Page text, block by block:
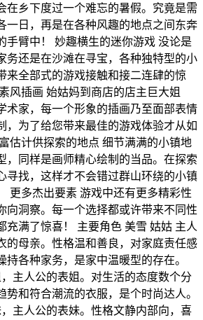
在乡下度过一个难忘的暑假。究竟是需
一日，再是在各种风趣的地点之间东奔
手臂中！ 妙趣横生的迷你游戏 没论是
务还是在沙滩在寻宝，各种独特型的小
来全部式的游戏接触和接二连肆的惊
风插画 始姑妈到商店的店主巨大姐
术家，每一个形象的插画乃至面部表情
，为了给您带来最佳的游戏体验才从如
估计供探索的地点 细节满满的小镇地
，同样是画师精心绘制的当品。在探索
寻找，这样才不会错过群山环绕的小镇
更多杰出要素 游戏中还有更多精彩性
向洞察。每一个选择都或许带来不同性
充满了惊喜！ 主要角色 美雪 姑姑 主人
的母亲。性格温和善良，对家庭责任感
持各种家务，是家中温暖型的存在。
主人公的表姐。对生活的态度数个分
势和符合潮流的衣服，是个时尚达人。
主人公的表妹。性格文静内部向，喜